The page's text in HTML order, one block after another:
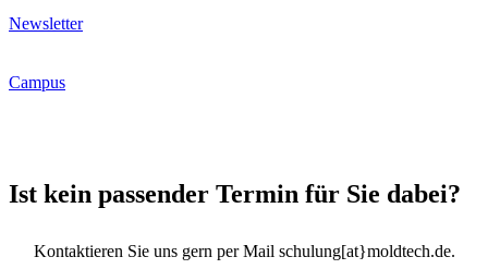
Newsletter
Campus
Ist kein passender Termin für Sie dabei?
Kontaktieren Sie uns gern per Mail schulung[at}moldtech.de.